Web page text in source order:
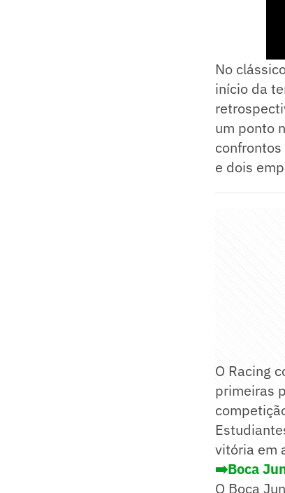
No
início da
um ponto
e dois
O Racing
primeiras
vitória em
➡️Boca
O Boca